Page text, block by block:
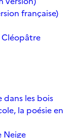
française)
Cléopâtre
dans les bois
la poésie en
Neige